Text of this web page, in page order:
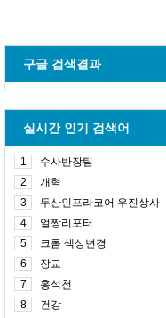
구글 검색결과
실시간 인기 검색어
1
수사반장팀
2
개혁
3
두산인프라코어 우진상사
4
얼짱리포터
5
크롬 색상변경
6
장교
7
홍석천
8
건강